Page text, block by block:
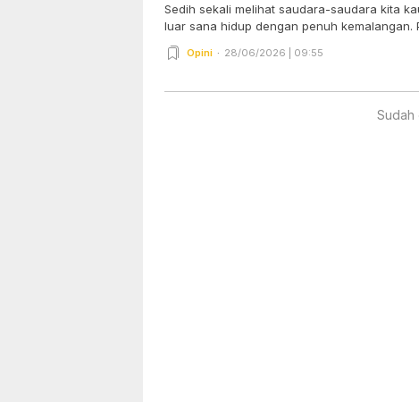
Sedih sekali melihat saudara-saudara kita
luar sana hidup dengan penuh kemalangan.
Opini 28/06/2026 | 09:55
Sudah